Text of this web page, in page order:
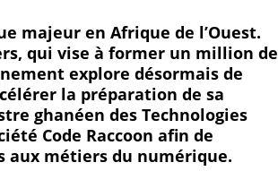
majeur en Afrique de l’Ouest.
qui vise à former un million de
explore désormais de
la préparation de sa
ghanéen des Technologies
Code Raccoon afin de
aux métiers du numérique.